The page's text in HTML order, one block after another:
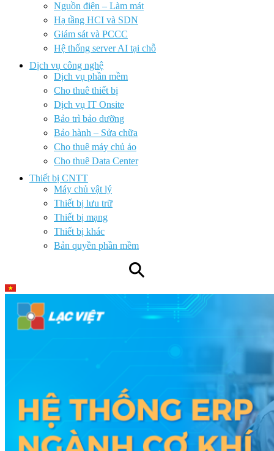
Nguồn điện – Làm mát
Hạ tầng HCI và SDN
Giám sát và PCCC
Hệ thống server AI tại chỗ
Dịch vụ công nghệ
Dịch vụ phần mềm
Cho thuê thiết bị
Dịch vụ IT Onsite
Bảo trì bảo dưỡng
Bảo hành – Sửa chữa
Cho thuê máy chủ ảo
Cho thuê Data Center
Thiết bị CNTT
Máy chủ vật lý
Thiết bị lưu trữ
Thiết bị mạng
Thiết bị khác
Bản quyền phần mềm
⚲